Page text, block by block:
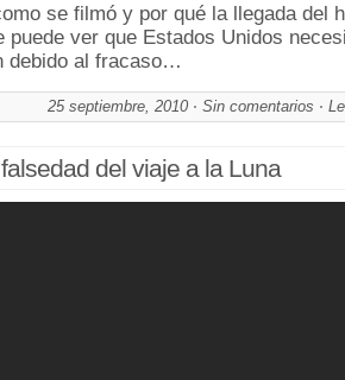
se filmó y por qué la llegada del
puede ver que Estados Unidos
debido al fracaso…
25 septiembre, 2010 Sin comentarios
del viaje a la Luna